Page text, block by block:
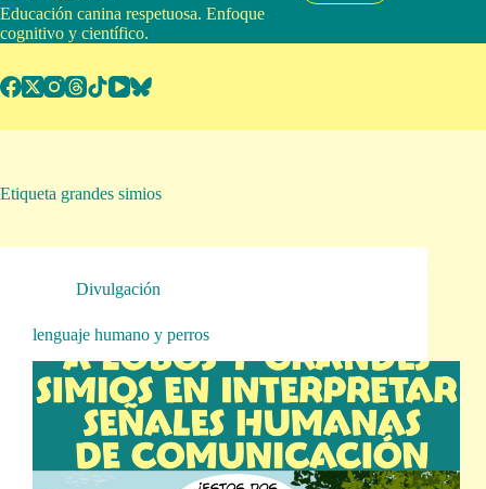
Educación canina respetuosa. Enfoque
cognitivo y científico.
Etiqueta grandes simios
Divulgación
lenguaje humano y perros